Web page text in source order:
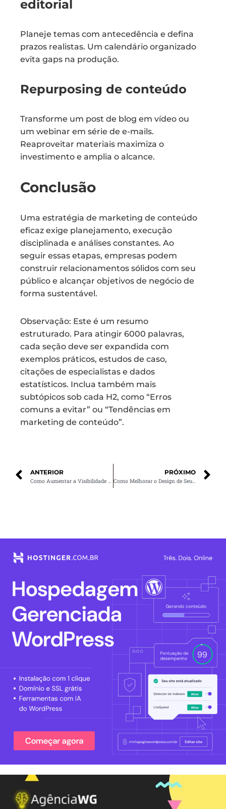
editorial
Planeje temas com antecedência e defina
prazos realistas. Um calendário organizado
evita gaps na produção.
Repurposing de conteúdo
Transforme um post de blog em vídeo ou
um webinar em série de e-mails.
Reaproveitar materiais maximiza o
investimento e amplia o alcance.
Conclusão
Uma estratégia de marketing de conteúdo
eficaz exige planejamento, execução
disciplinada e análises constantes. Ao
seguir essas etapas, empresas podem
construir relacionamentos sólidos com seu
público e alcançar objetivos de negócio de
forma sustentável.
Observação: Este é um resumo
estruturado. Para atingir 6000 palavras,
cada seção deve ser expandida com
exemplos práticos, estudos de caso,
citações de especialistas e dados
estatísticos. Inclua também mais
subtópicos sob cada H2, como “Erros
comuns a evitar” ou “Tendências em
marketing de conteúdo”.
ANTERIOR PRÓXIMO
Como Melhorar o Design de Seu Site para Aumentar as Conversões